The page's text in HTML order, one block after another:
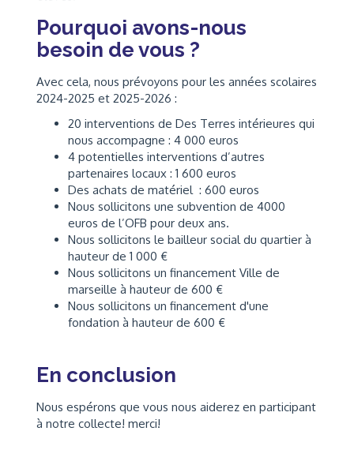
Pourquoi avons-nous
besoin de vous ?
Avec cela, nous prévoyons pour les années scolaires
2024-2025 et 2025-2026 :
20 interventions de Des Terres intérieures qui
nous accompagne : 4 000 euros
4 potentielles interventions d’autres
partenaires locaux : 1 600 euros
Des achats de matériel : 600 euros
Nous sollicitons une subvention de 4000
euros de l’OFB pour deux ans.
Nous sollicitons le bailleur social du quartier à
hauteur de 1 000 €
Nous sollicitons un financement Ville de
marseille à hauteur de 600 €
Nous sollicitons un financement d'une
fondation à hauteur de 600 €
En conclusion
Nous espérons que vous nous aiderez en participant
à notre collecte! merci!